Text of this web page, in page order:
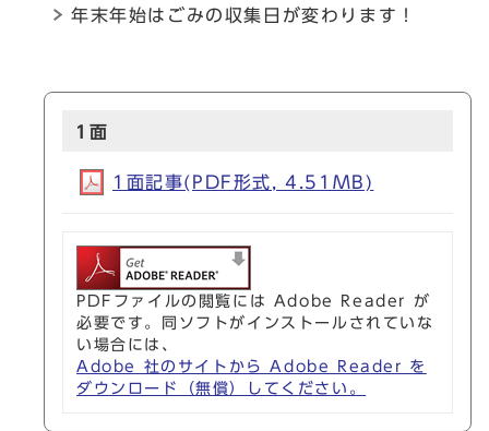
年末年始はごみの収集日が変わります！
1面
1面記事(PDF形式, 4.51MB)
PDFファイルの閲覧には Adobe Reader が
必要です。同ソフトがインストールされていな
い場合には、
Adobe 社のサイトから Adobe Reader を
ダウンロード（無償）してください。